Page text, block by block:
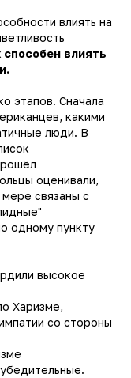
влиять на
влиять
этапов. Сначала
какими
люди. В
оценивали,
связаны с
одному пункту
высокое
Харизме,
со стороны